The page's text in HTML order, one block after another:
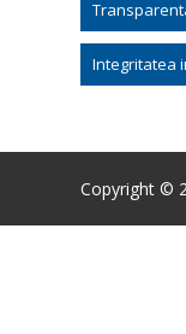
Integritatea
Copyright ©